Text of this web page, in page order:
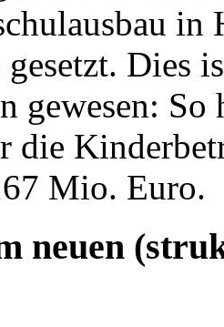
in
gesetzt. Dies
gewesen:
die
Mio. Euro.
neuen